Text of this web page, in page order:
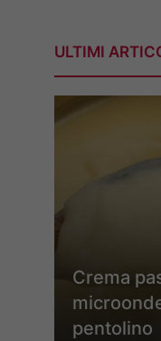
ULTIMI
Crema
pentolino